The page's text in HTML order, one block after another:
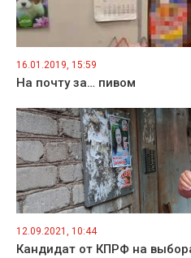
16.01.2019, 15:59
На почту за… пивом
12.09.2021, 10:44
Кандидат от КПРФ на